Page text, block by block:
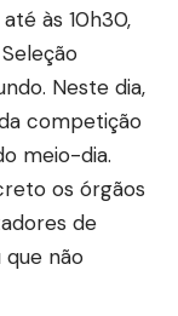
às 10h30,
Neste dia,
competição
meio-dia.
os órgãos
de
que não